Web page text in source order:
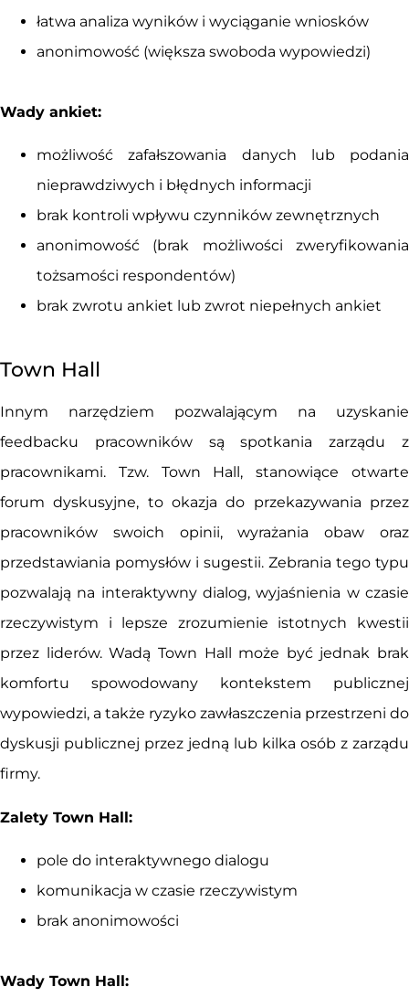
łatwa analiza wyników i wyciąganie wniosków
anonimowość (większa swoboda wypowiedzi)
Wady ankiet:
możliwość zafałszowania danych lub podania
nieprawdziwych i błędnych informacji
brak kontroli wpływu czynników zewnętrznych
anonimowość (brak możliwości zweryfikowania
tożsamości respondentów)
brak zwrotu ankiet lub zwrot niepełnych ankiet
Town Hall
Innym narzędziem pozwalającym na uzyskanie
feedbacku pracowników są spotkania zarządu z
pracownikami. Tzw. Town Hall, stanowiące otwarte
forum dyskusyjne, to okazja do przekazywania przez
pracowników swoich opinii, wyrażania obaw oraz
przedstawiania pomysłów i sugestii. Zebrania tego typu
pozwalają na interaktywny dialog, wyjaśnienia w czasie
rzeczywistym i lepsze zrozumienie istotnych kwestii
przez liderów. Wadą Town Hall może być jednak brak
komfortu spowodowany kontekstem publicznej
wypowiedzi, a także ryzyko zawłaszczenia przestrzeni do
dyskusji publicznej przez jedną lub kilka osób z zarządu
firmy.
Zalety Town Hall:
pole do interaktywnego dialogu
komunikacja w czasie rzeczywistym
brak anonimowości
Wady Town Hall: